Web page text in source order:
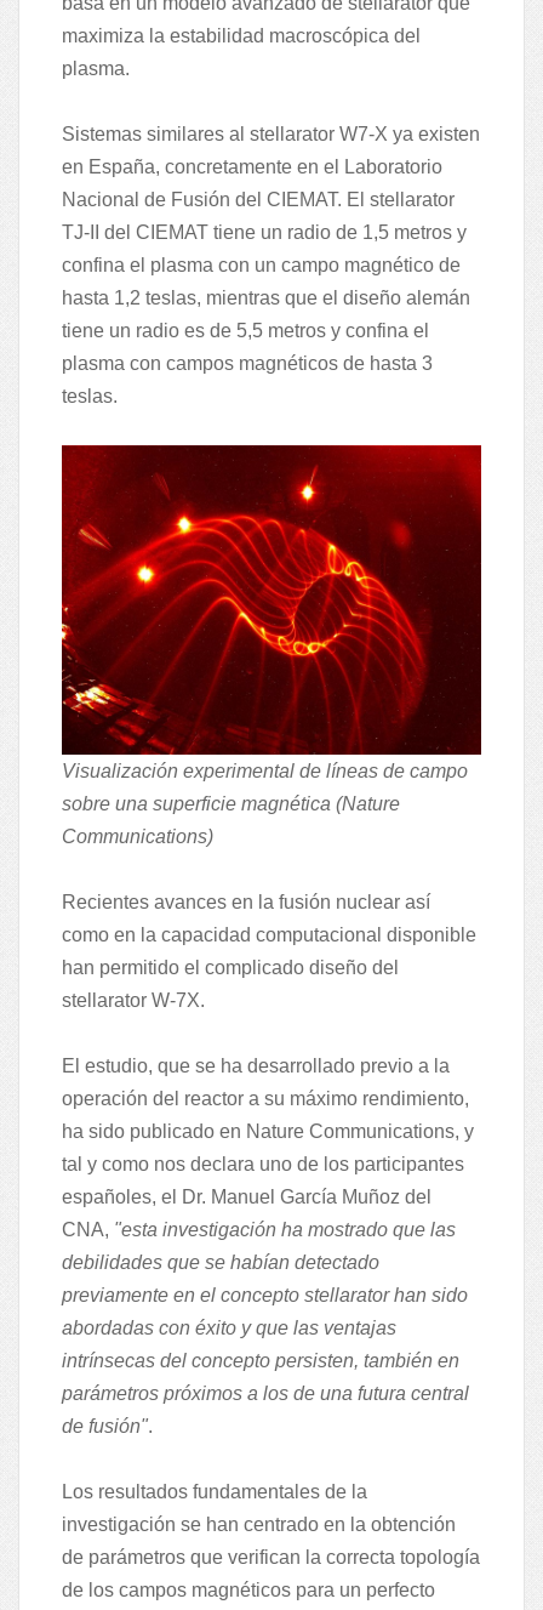
maximiza la estabilidad macroscópica del
plasma.
Sistemas similares al stellarator W7-X ya existen
en España, concretamente en el Laboratorio
Nacional de Fusión del CIEMAT. El stellarator
TJ-II del CIEMAT tiene un radio de 1,5 metros y
confina el plasma con un campo magnético de
hasta 1,2 teslas, mientras que el diseño alemán
tiene un radio es de 5,5 metros y confina el
plasma con campos magnéticos de hasta 3
teslas.
Visualización experimental de líneas de campo
sobre una superficie magnética (Nature
Communications)
Recientes avances en la fusión nuclear así
como en la capacidad computacional disponible
han permitido el complicado diseño del
stellarator W-7X.
El estudio, que se ha desarrollado previo a la
operación del reactor a su máximo rendimiento,
ha sido publicado en Nature Communications, y
tal y como nos declara uno de los participantes
españoles, el Dr. Manuel García Muñoz del
CNA, "esta investigación ha mostrado que las
debilidades que se habían detectado
previamente en el concepto stellarator han sido
abordadas con éxito y que las ventajas
intrínsecas del concepto persisten, también en
parámetros próximos a los de una futura central
de fusión".
Los resultados fundamentales de la
investigación se han centrado en la obtención
de parámetros que verifican la correcta topología
de los campos magnéticos para un perfecto